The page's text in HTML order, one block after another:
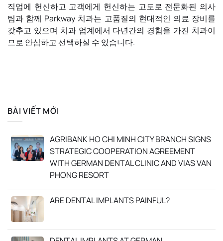
직업에 헌신하고 고객에게 헌신하는 고도로 전문화된 의사
팀과 함께 Parkway 치과는 고품질의 현대적인 의료 장비를
갖추고 있으며 치과 업계에서 다년간의 경험을 가진 치과이
므로 안심하고 선택하실 수 있습니다.
BÀI VIẾT MỚI
AGRIBANK HO CHI MINH CITY BRANCH SIGNS
STRATEGIC COOPERATION AGREEMENT
WITH GERMAN DENTAL CLINIC AND VIAS VAN
PHONG RESORT
ARE DENTAL IMPLANTS PAINFUL?